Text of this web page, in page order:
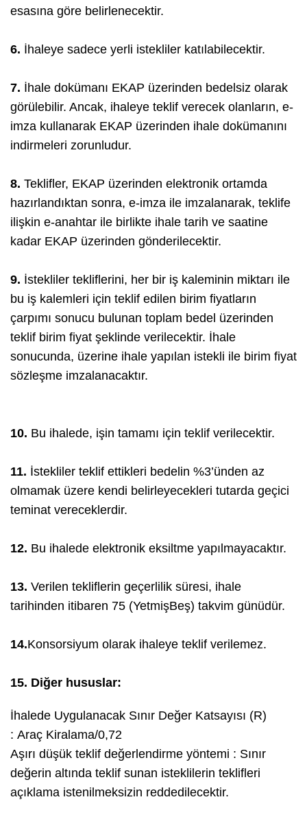
esasına göre belirlenecektir.
6. İhaleye sadece yerli istekliler katılabilecektir.
7. İhale dokümanı EKAP üzerinden bedelsiz olarak
görülebilir. Ancak, ihaleye teklif verecek olanların, e-
imza kullanarak EKAP üzerinden ihale dokümanını
indirmeleri zorunludur.
8. Teklifler, EKAP üzerinden elektronik ortamda
hazırlandıktan sonra, e-imza ile imzalanarak, teklife
ilişkin e-anahtar ile birlikte ihale tarih ve saatine
kadar EKAP üzerinden gönderilecektir.
9. İstekliler tekliflerini, her bir iş kaleminin miktarı ile
bu iş kalemleri için teklif edilen birim fiyatların
çarpımı sonucu bulunan toplam bedel üzerinden
teklif birim fiyat şeklinde verilecektir. İhale
sonucunda, üzerine ihale yapılan istekli ile birim fiyat
sözleşme imzalanacaktır.
10. Bu ihalede, işin tamamı için teklif verilecektir.
11. İstekliler teklif ettikleri bedelin %3’ünden az
olmamak üzere kendi belirleyecekleri tutarda geçici
teminat vereceklerdir.
12. Bu ihalede elektronik eksiltme yapılmayacaktır.
13. Verilen tekliflerin geçerlilik süresi, ihale
tarihinden itibaren 75 (YetmişBeş) takvim günüdür.
14.Konsorsiyum olarak ihaleye teklif verilemez.
15. Diğer hususlar:
İhalede Uygulanacak Sınır Değer Katsayısı (R)
: Araç Kiralama/0,72
Aşırı düşük teklif değerlendirme yöntemi : Sınır
değerin altında teklif sunan isteklilerin teklifleri
açıklama istenilmeksizin reddedilecektir.